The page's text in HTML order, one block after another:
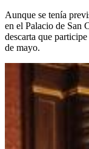
Aunque se tenía
en el Palacio de San
descarta que
de mayo.